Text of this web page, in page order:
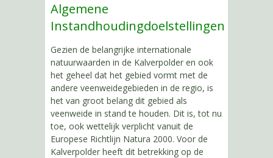
Algemene
Instandhoudingdoelstellingen
Gezien de belangrijke internationale
natuurwaarden in de Kalverpolder en ook
het geheel dat het gebied vormt met de
andere veenweidegebieden in de regio, is
het van groot belang dit gebied als
veenweide in stand te houden. Dit is, tot nu
toe, ook wettelijk verplicht vanuit de
Europese Richtlijn Natura 2000. Voor de
Kalverpolder heeft dit betrekking op de